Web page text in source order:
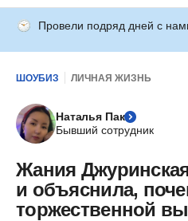
Провели подряд дней с
ШОУБИЗ ЛИЧНАЯ ЖИЗНЬ
Наталья Пак
Бывший сотрудник
Жания
и объяснила,
торжественной